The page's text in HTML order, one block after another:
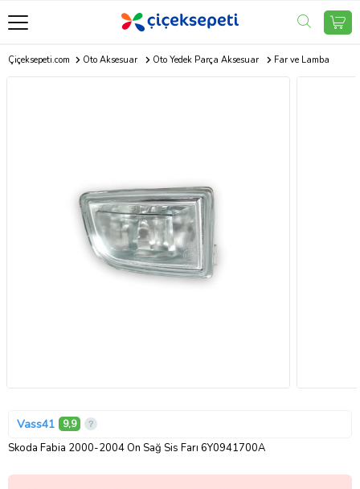
Çiçeksepeti.com Oto Aksesuar Oto Yedek Parça Aksesuar Far ve Lamba
Vass41 9,9
Skoda Fabia 2000-2004 Ön Sağ Sis Farı 6Y0941700A